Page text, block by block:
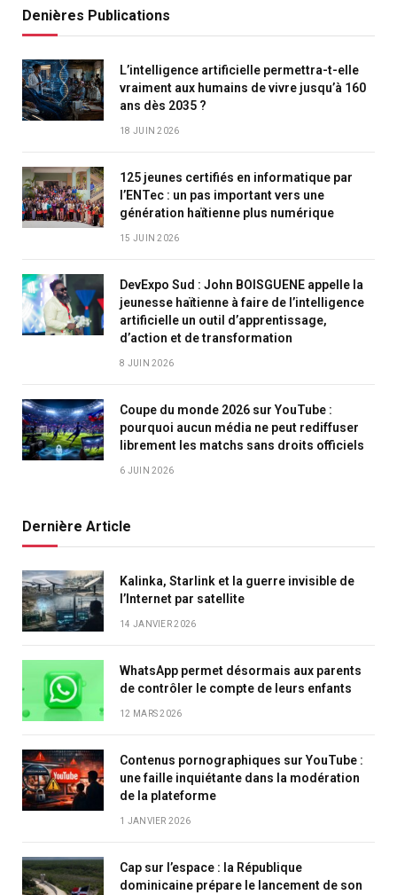
Denières Publications
L’intelligence artificielle permettra-t-elle
vraiment aux humains de vivre jusqu’à 160
ans dès 2035 ?
18 JUIN 2026
125 jeunes certifiés en informatique par
l’ENTec : un pas important vers une
génération haïtienne plus numérique
15 JUIN 2026
DevExpo Sud : John BOISGUENE appelle la
jeunesse haïtienne à faire de l’intelligence
artificielle un outil d’apprentissage,
d’action et de transformation
8 JUIN 2026
Coupe du monde 2026 sur YouTube :
pourquoi aucun média ne peut rediffuser
librement les matchs sans droits officiels
6 JUIN 2026
Dernière Article
Kalinka, Starlink et la guerre invisible de
l’Internet par satellite
14 JANVIER 2026
WhatsApp permet désormais aux parents
de contrôler le compte de leurs enfants
12 MARS 2026
Contenus pornographiques sur YouTube :
une faille inquiétante dans la modération
de la plateforme
1 JANVIER 2026
Cap sur l’espace : la République
dominicaine prépare le lancement de son